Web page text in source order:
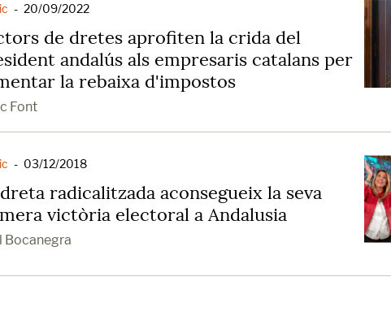
- 20/09/2022
de dretes aprofiten la crida del
andalús als empresaris catalans per
la rebaixa d'impostos
Font
- 03/12/2018
radicalitzada aconsegueix la seva
victòria electoral a Andalusia
Bocanegra